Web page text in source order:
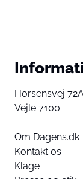
Horsensvej
Vejle 7100
Om Dagens.dk
Kontakt os
Klage